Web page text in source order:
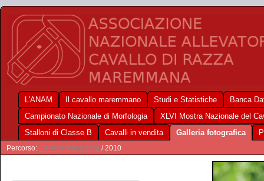
L'ANAM Il cavallo maremmano Studi e Statistiche
Banca
Campionato Nazionale di Morfologia
XLVI Mostra Nazionale del
Stalloni di Classe B
Cavalli in vendita Galleria fotografica
Percorso: Galleria fotografica / 2010